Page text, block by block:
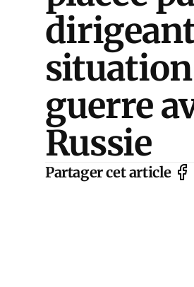
guerre
Russie
Partager cet article